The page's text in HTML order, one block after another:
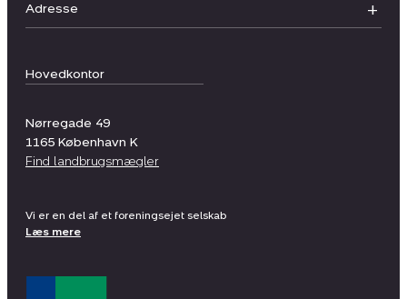
Hovedkontor
Nørregade 49
1165 København K
Find landbrugsmægler
Adresse
Vi er en del af et foreningsejet selskab
Læs mere